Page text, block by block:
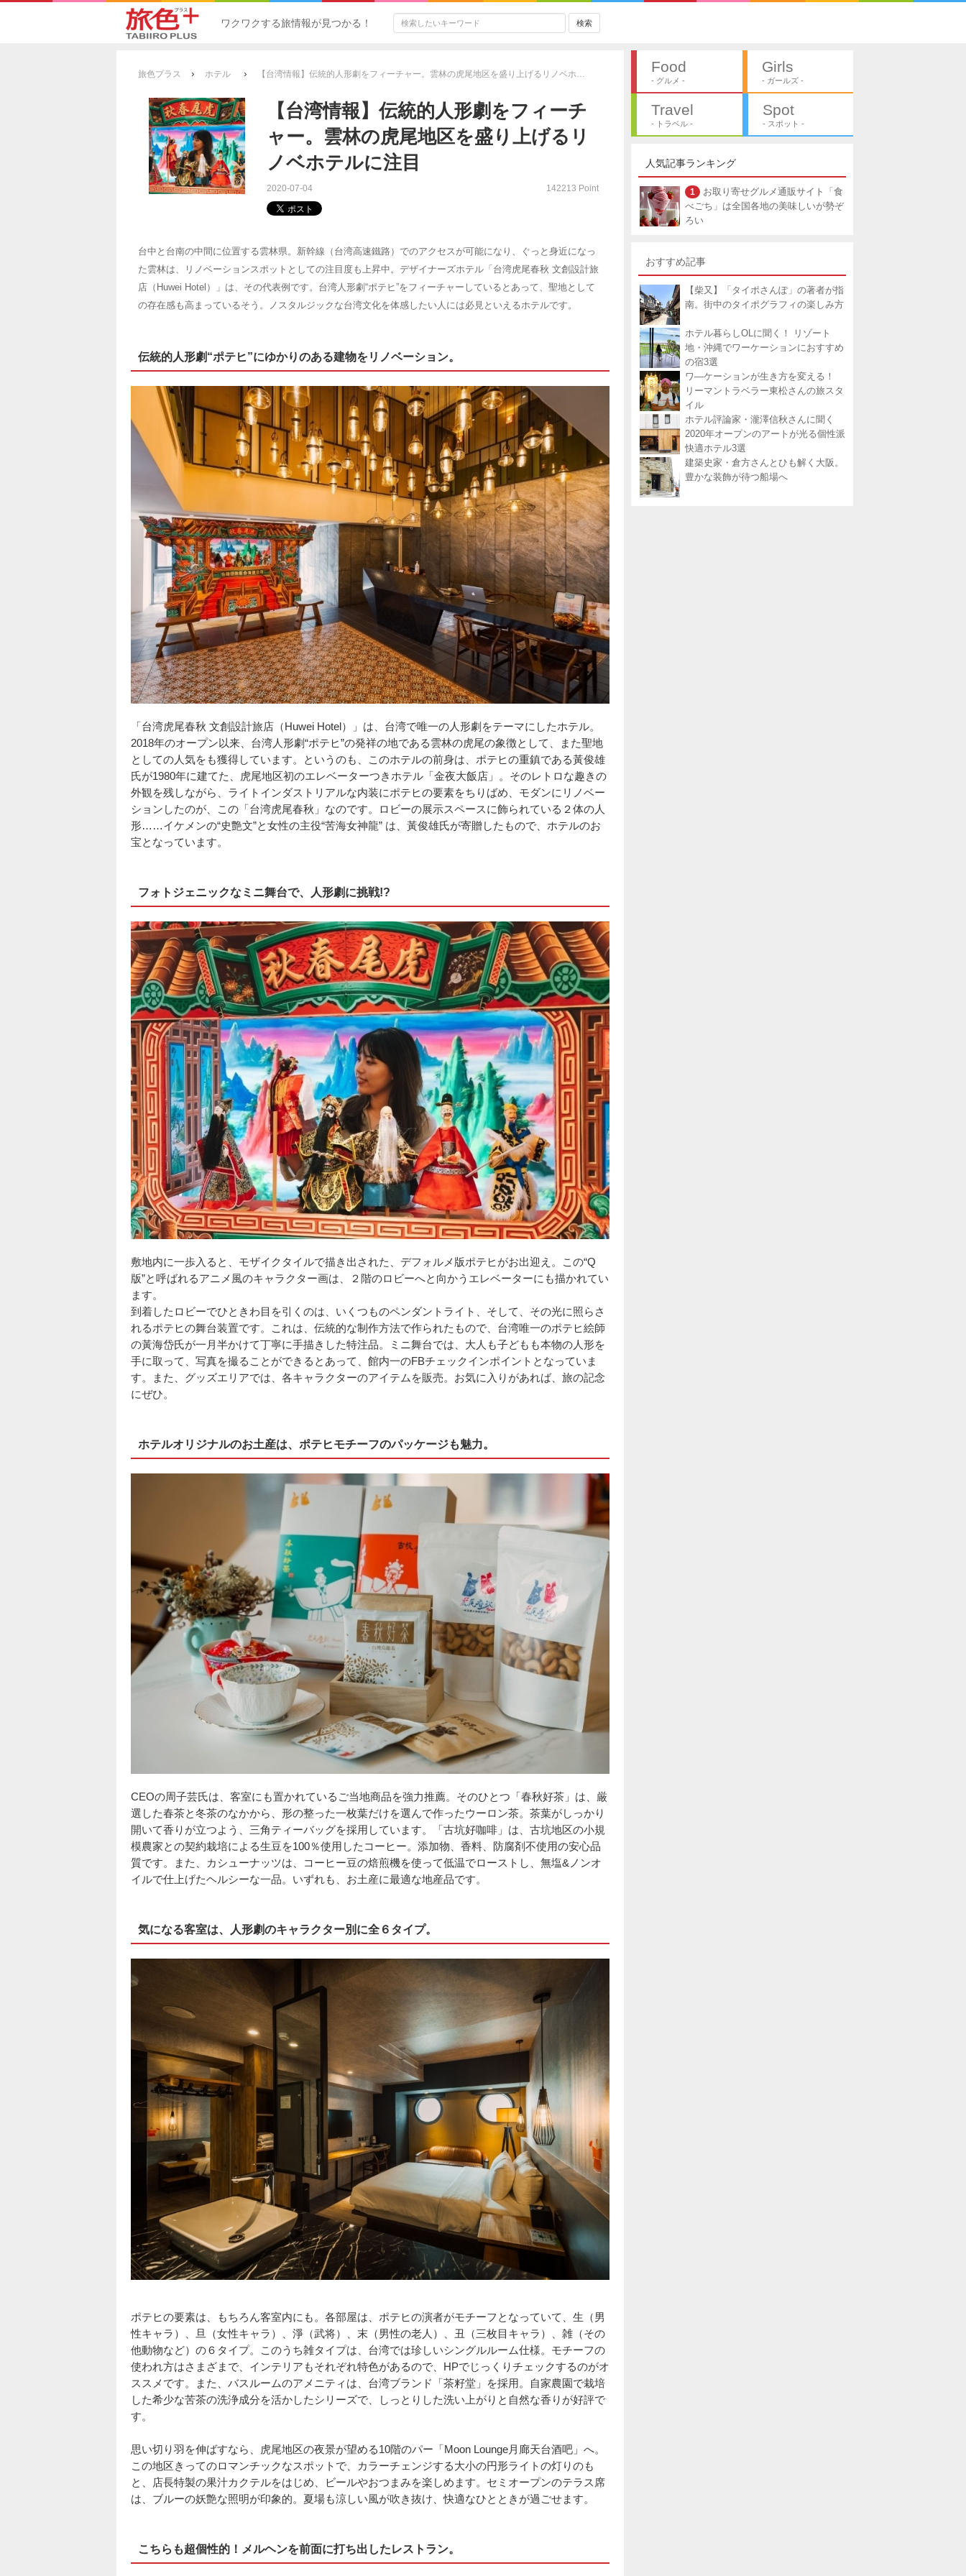
旅色プラス › ホテル › 【台湾情報】伝統的人形劇をフィーチャー。雲林の虎尾地区を盛り上げるリノベホ…
【台湾情報】伝統的人形劇をフィーチ
ャー。雲林の虎尾地区を盛り上げるリ
ノベホテルに注目
2020-07-04 142213 Point
台中と台南の中間に位置する雲林県。新幹線（台湾高速鐵路）でのアクセスが可能になり、ぐっと身近になっ
た雲林は、リノベーションスポットとしての注目度も上昇中。デザイナーズホテル「台湾虎尾春秋 文創設計旅
店（Huwei Hotel）」は、その代表例です。台湾人形劇“ポテヒ”をフィーチャーしているとあって、聖地として
の存在感も高まっているそう。ノスタルジックな台湾文化を体感したい人には必見といえるホテルです。
伝統的人形劇“ポテヒ”にゆかりのある建物をリノベーション。
「台湾虎尾春秋 文創設計旅店（Huwei Hotel）」は、台湾で唯一の人形劇をテーマにしたホテル。
2018年のオープン以来、台湾人形劇“ポテヒ”の発祥の地である雲林の虎尾の象徴として、また聖地
としての人気をも獲得しています。というのも、このホテルの前身は、ポテヒの重鎮である黃俊雄
氏が1980年に建てた、虎尾地区初のエレベーターつきホテル「金夜大飯店」。そのレトロな趣きの
外観を残しながら、ライトインダストリアルな内装にポテヒの要素をちりばめ、モダンにリノベー
ションしたのが、この「台湾虎尾春秋」なのです。ロビーの展示スペースに飾られている２体の人
形……イケメンの“史艶文”と女性の主役“苦海女神龍” は、黃俊雄氏が寄贈したもので、ホテルのお
宝となっています。
フォトジェニックなミニ舞台で、人形劇に挑戦!?
敷地内に一歩入ると、モザイクタイルで描き出された、デフォルメ版ポテヒがお出迎え。この“Q
版”と呼ばれるアニメ風のキャラクター画は、２階のロビーへと向かうエレベーターにも描かれてい
ます。
到着したロビーでひときわ目を引くのは、いくつものペンダントライト、そして、その光に照らさ
れるポテヒの舞台装置です。これは、伝統的な制作方法で作られたもので、台湾唯一のポテヒ絵師
の黃海岱氏が一月半かけて丁寧に手描きした特注品。ミニ舞台では、大人も子どもも本物の人形を
手に取って、写真を撮ることができるとあって、館内一のFBチェックインポイントとなっていま
す。また、グッズエリアでは、各キャラクターのアイテムを販売。お気に入りがあれば、旅の記念
にぜひ。
ホテルオリジナルのお土産は、ポテヒモチーフのパッケージも魅力。
CEOの周子芸氏は、客室にも置かれているご当地商品を強力推薦。そのひとつ「春秋好茶」は、厳
選した春茶と冬茶のなかから、形の整った一枚葉だけを選んで作ったウーロン茶。茶葉がしっかり
開いて香りが立つよう、三角ティーバッグを採用しています。「古坑好咖啡」は、古坑地区の小規
模農家との契約栽培による生豆を100％使用したコーヒー。添加物、香料、防腐剤不使用の安心品
質です。また、カシューナッツは、コーヒー豆の焙煎機を使って低温でローストし、無塩&ノンオ
イルで仕上げたヘルシーな一品。いずれも、お土産に最適な地産品です。
気になる客室は、人形劇のキャラクター別に全６タイプ。
ポテヒの要素は、もちろん客室内にも。各部屋は、ポテヒの演者がモチーフとなっていて、生（男
性キャラ）、旦（女性キャラ）、淨（武将）、末（男性の老人）、丑（三枚目キャラ）、雑（その
他動物など）の６タイプ。このうち雑タイプは、台湾では珍しいシングルルーム仕様。モチーフの
使われ方はさまざまで、インテリアもそれぞれ特色があるので、HPでじっくりチェックするのがオ
ススメです。また、バスルームのアメニティは、台湾ブランド「茶籽堂」を採用。自家農園で栽培
した希少な苦茶の洗浄成分を活かしたシリーズで、しっとりした洗い上がりと自然な香りが好評で
す。
思い切り羽を伸ばすなら、虎尾地区の夜景が望める10階のパー「Moon Lounge月廊天台酒吧」へ。
この地区きってのロマンチックなスポットで、カラーチェンジする大小の円形ライトの灯りのも
と、店長特製の果汁カクテルをはじめ、ビールやおつまみを楽しめます。セミオープンのテラス席
は、ブルーの妖艶な照明が印象的。夏場も涼しい風が吹き抜け、快適なひとときが過ごせます。
こちらも超個性的！メルヘンを前面に打ち出したレストラン。
Food
- グルメ -
Girls
- ガールズ -
Travel
- トラベル -
Spot
- スポット -
人気記事ランキング
1
お取り寄せグルメ通販サイト「食
べごち」は全国各地の美味しいが勢ぞ
ろい
おすすめ記事
【柴又】「タイポさんぽ」の著者が指
南。街中のタイポグラフィの楽しみ方
ホテル暮らしOLに聞く！ リゾート
地・沖縄でワーケーションにおすすめ
の宿3選
ワ―ケーションが生き方を変える！
リーマントラベラー東松さんの旅スタ
イル
ホテル評論家・瀧澤信秋さんに聞く
2020年オープンのアートが光る個性派
快適ホテル3選
建築史家・倉方さんとひも解く大阪。
豊かな装飾が待つ船場へ
ワクワクする旅情報が見つかる！